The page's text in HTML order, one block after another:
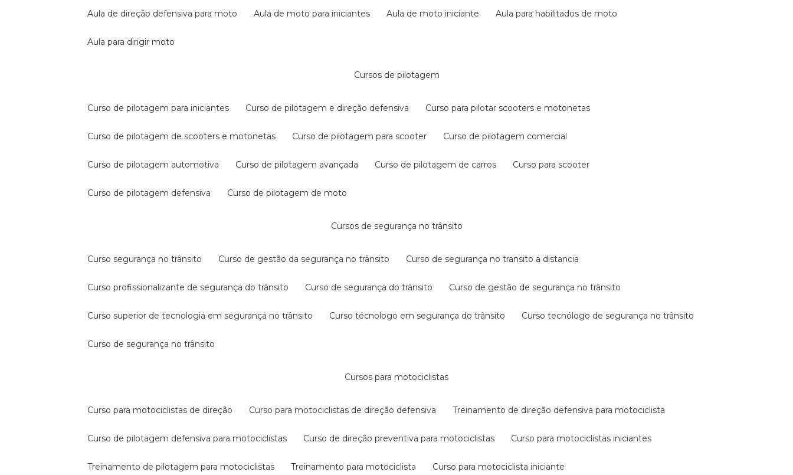
aula de direção defensiva para moto aula de moto para iniciantes aula de moto iniciante aula para habilitados de moto
aula para dirigir moto
cursos de pilotagem
curso de pilotagem para iniciantes curso de pilotagem e direção defensiva curso para pilotar scooters e motonetas
curso de pilotagem de scooters e motonetas curso de pilotagem para scooter curso de pilotagem comercial
curso de pilotagem automotiva curso de pilotagem avançada curso de pilotagem de carros curso para scooter
curso de pilotagem defensiva curso de pilotagem de moto
cursos de segurança no trânsito
curso segurança no trânsito curso de gestão da segurança no trânsito curso de segurança no transito a distancia
curso profissionalizante de segurança do trânsito curso de segurança do trânsito curso de gestão de segurança no trânsito
curso superior de tecnologia em segurança no trânsito curso técnologo em segurança do trânsito curso tecnólogo de segurança no trânsito
curso de segurança no trânsito
cursos para motociclistas
curso para motociclistas de direção curso para motociclistas de direção defensiva treinamento de direção defensiva para motociclista
curso de pilotagem defensiva para motociclistas curso de direção preventiva para motociclistas curso para motociclistas iniciantes
treinamento de pilotagem para motociclistas treinamento para motociclista curso para motociclista iniciante